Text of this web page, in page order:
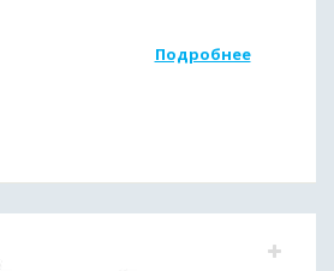
Подробнее